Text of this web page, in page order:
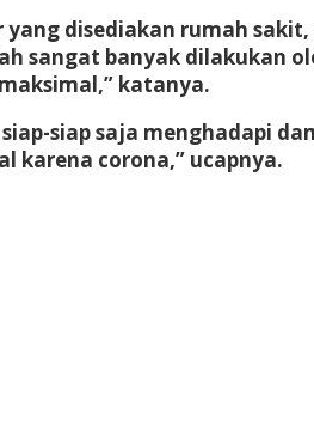
disediakan rumah
sangat banyak dilakukan
katanya.
siap saja menghadapi
karena corona,” ucapnya.